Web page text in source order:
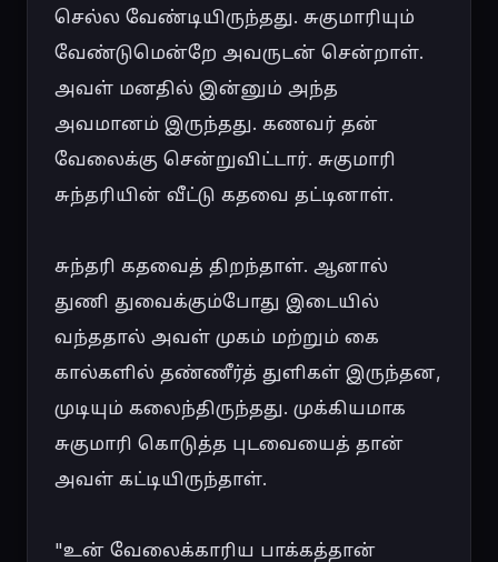
செல்ல வேண்டியிருந்தது. சுகுமாரியும்
வேண்டுமென்றே அவருடன் சென்றாள்.
அவள் மனதில் இன்னும் அந்த
அவமானம் இருந்தது. கணவர் தன்
வேலைக்கு சென்றுவிட்டார். சுகுமாரி
சுந்தரியின் வீட்டு கதவை தட்டினாள்.
சுந்தரி கதவைத் திறந்தாள். ஆனால்
துணி துவைக்கும்போது இடையில்
வந்ததால் அவள் முகம் மற்றும் கை
கால்களில் தண்ணீர்த் துளிகள் இருந்தன,
முடியும் கலைந்திருந்தது. முக்கியமாக
சுகுமாரி கொடுத்த புடவையைத் தான்
அவள் கட்டியிருந்தாள்.
"உன் வேலைக்காரிய பாக்கத்தான்